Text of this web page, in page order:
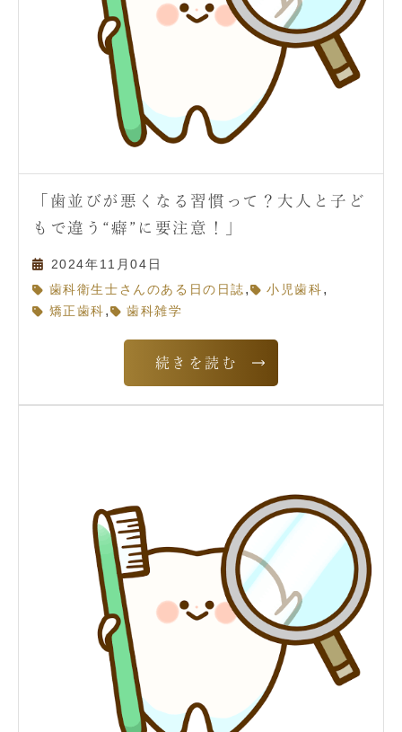
「歯並びが悪くなる習慣って？大人と子ど
もで違う“癖”に要注意！」
2024年11月04日
歯科衛生士さんのある日の日誌 , 小児歯科 ,
矯正歯科 , 歯科雑学
続きを読む